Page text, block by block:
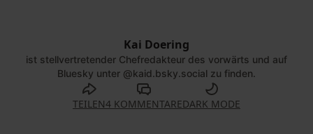
©
Dirk Bleicker |
Kai Doering
ist stellvertretender Chefredakteur des vorwärts und auf
Bluesky unter @kaid.bsky.social zu finden.
TEILEN4 KOMMENTAREDARK MODE